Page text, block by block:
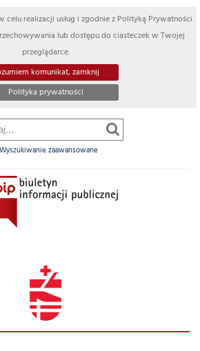
celu realizacji usług i zgodnie z Polityką Prywatności.
lub dostępu do ciasteczek w Twojej
przeglądarce.
komunikat, zamknij
Polityka prywatności
Wyszukiwanie zaawansowane